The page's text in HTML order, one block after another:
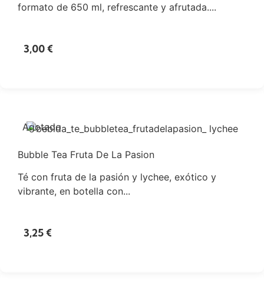
formato de 650 ml, refrescante y afrutada....
3,00€
Agotado
Bubble Tea Fruta De La Pasion
Té con fruta de la pasión y lychee, exótico y
vibrante, en botella con...
3,25€